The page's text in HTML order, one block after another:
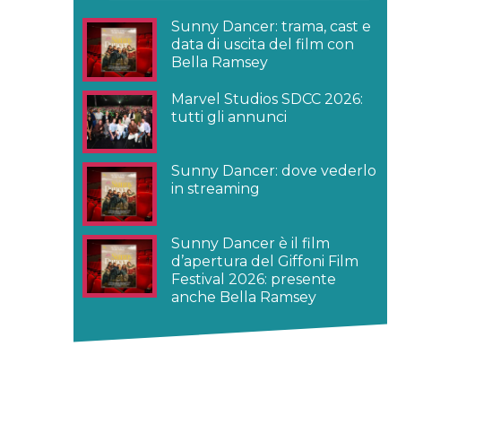
Sunny Dancer: trama, cast e
data di uscita del film con
Bella Ramsey
Marvel Studios SDCC 2026:
tutti gli annunci
Sunny Dancer: dove vederlo
in streaming
Sunny Dancer è il film
d’apertura del Giffoni Film
Festival 2026: presente
anche Bella Ramsey